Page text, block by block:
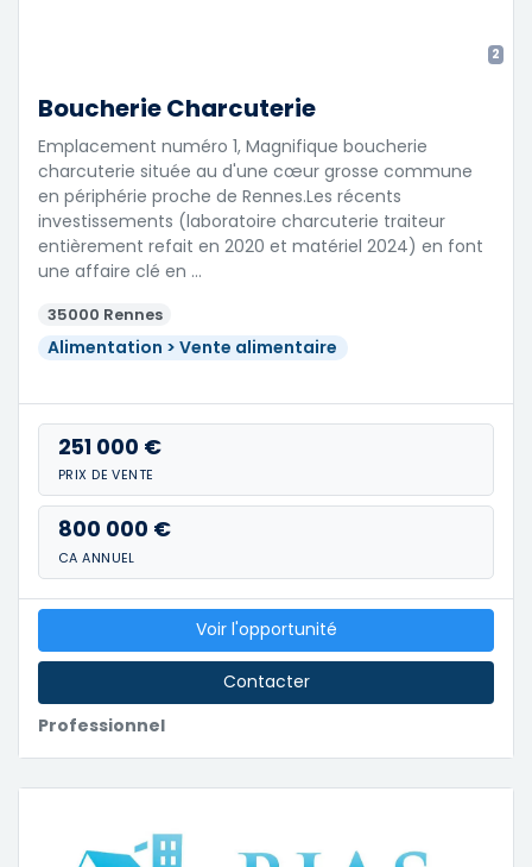
2
Boucherie Charcuterie
Emplacement numéro 1, Magnifique boucherie
charcuterie située au d'une cœur grosse commune
en périphérie proche de Rennes.Les récents
investissements (laboratoire charcuterie traiteur
entièrement refait en 2020 et matériel 2024) en font
une affaire clé en …
35000 Rennes
Alimentation > Vente alimentaire
251 000 €
PRIX DE VENTE
800 000 €
CA ANNUEL
Professionnel
Voir l'opportunité
Contacter